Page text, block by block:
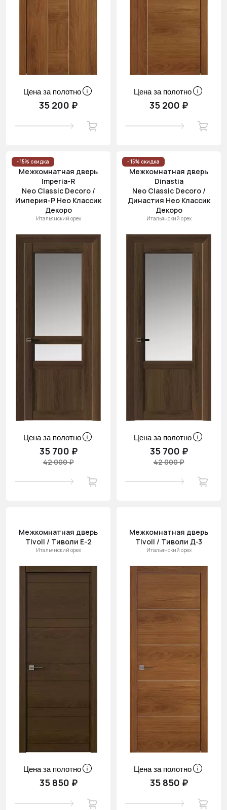
Цена за полотно
35 200 ₽
Цена за полотно
35 200 ₽
- 15% скидка
Межкомнатная дверь
Imperia-R
Neo Classic Decoro /
Империя-Р Нео Классик
Декоро
Итальянский орех
Цена за полотно
35 700 ₽
42 000 ₽
- 15% скидка
Межкомнатная дверь
Dinastia
Neo Classic Decoro /
Династия Нео Классик
Декоро
Итальянский орех
Цена за полотно
35 700 ₽
42 000 ₽
Межкомнатная дверь
Tivoli / Тиволи Е-2
Итальянский орех
Цена за полотно
35 850 ₽
Межкомнатная дверь
Tivoli / Тиволи Д-3
Итальянский орех
Цена за полотно
35 850 ₽